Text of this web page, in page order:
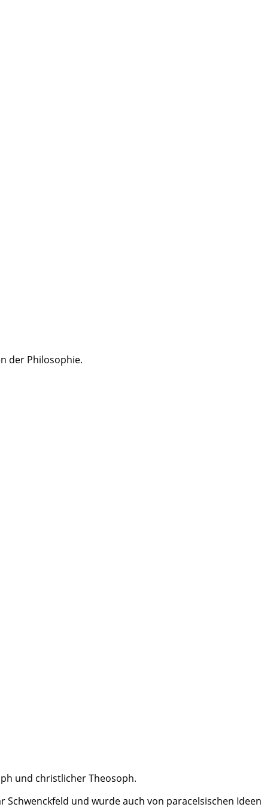
der Philosophie.
und christlicher Theosoph.
und wurde auch von paracelsischen Ideen